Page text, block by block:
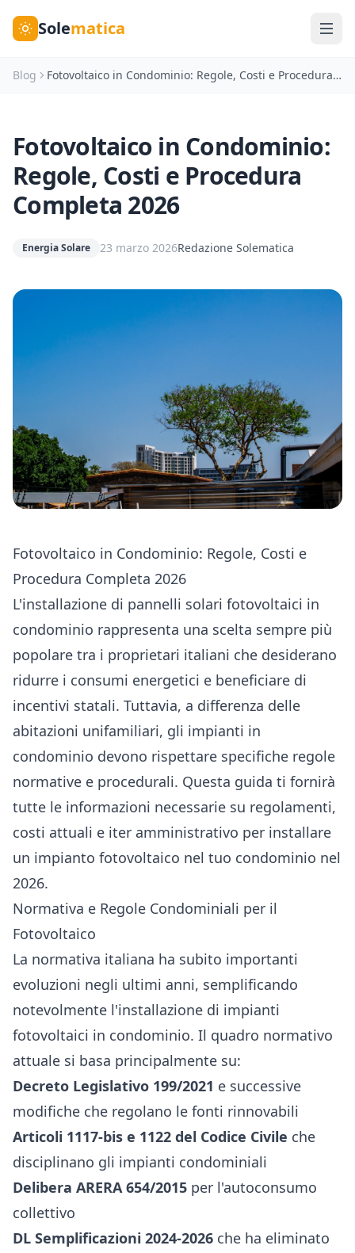
Solematica
Blog Fotovoltaico in Condominio: Regole, Costi e Procedura Completa 2026
Fotovoltaico in Condominio:
Regole, Costi e Procedura
Completa 2026
Energia Solare 23 marzo 2026Redazione Solematica
Fotovoltaico in Condominio: Regole, Costi e
Procedura Completa 2026
L'installazione di pannelli solari fotovoltaici in
condominio rappresenta una scelta sempre più
popolare tra i proprietari italiani che desiderano
ridurre i consumi energetici e beneficiare di
incentivi statali. Tuttavia, a differenza delle
abitazioni unifamiliari, gli impianti in
condominio devono rispettare specifiche regole
normative e procedurali. Questa guida ti fornirà
tutte le informazioni necessarie su regolamenti,
costi attuali e iter amministrativo per installare
un impianto fotovoltaico nel tuo condominio nel
2026.
Normativa e Regole Condominiali per il
Fotovoltaico
La normativa italiana ha subito importanti
evoluzioni negli ultimi anni, semplificando
notevolmente l'installazione di impianti
fotovoltaici in condominio. Il quadro normativo
attuale si basa principalmente su:
Decreto Legislativo 199/2021 e successive
modifiche che regolano le fonti rinnovabili
Articoli 1117-bis e 1122 del Codice Civile che
disciplinano gli impianti condominiali
Delibera ARERA 654/2015 per l'autoconsumo
collettivo
DL Semplificazioni 2024-2026 che ha eliminato